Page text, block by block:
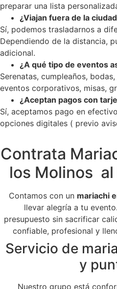
preparar una lista
¿Viajan fuera de la
Sí, podemos trasladarnos a
Dependiendo de la distancia,
adicional.
¿A qué tipo de eventos
Serenatas, cumpleaños,
eventos corporativos, misas,
¿Aceptan pagos con
Sí, aceptamos pago en
opciones digitales ( previo
Contrata
los Molinos
Contamos con un mariachi
llevar alegría a tu
presupuesto sin sacrificar
confiable, profesional y
Servicio de
y
Nuestro grupo está